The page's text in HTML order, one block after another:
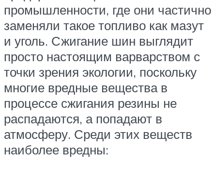
промышленности, где они частично
заменяли такое топливо как мазут
и уголь. Сжигание шин выглядит
просто настоящим варварством с
точки зрения экологии, поскольку
многие вредные вещества в
процессе сжигания резины не
распадаются, а попадают в
атмосферу. Среди этих веществ
наиболее вредны: